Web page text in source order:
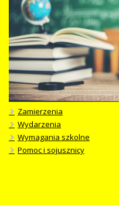
Zamierzenia
Wydarzenia
Wymagania szkolne
Pomoc i sojusznicy